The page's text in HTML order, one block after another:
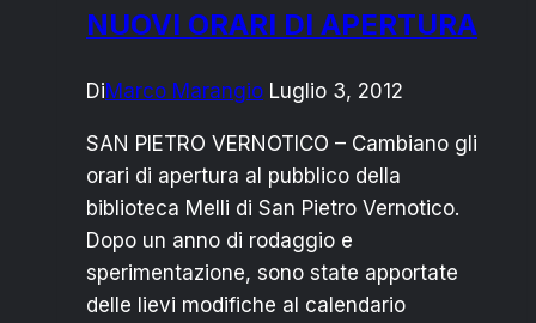
della
Rizzo
le
distanze”
NUOVI ORARI DI APERTURA
DiMarco Marangio Luglio 3, 2012
SAN PIETRO VERNOTICO – Cambiano gli
orari di apertura al pubblico della
biblioteca Melli di San Pietro Vernotico.
Dopo un anno di rodaggio e
sperimentazione, sono state apportate
delle lievi modifiche al calendario